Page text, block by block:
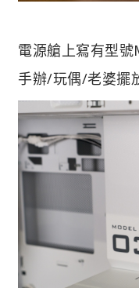
電源艙上寫有型
手辦/玩偶/老婆擺